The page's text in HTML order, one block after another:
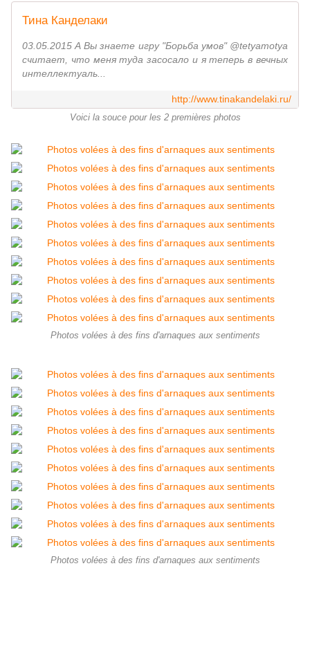
Тина Канделаки
03.05.2015 А Вы знаете игру "Борьба умов" @tetyamotya
считает, что меня туда засосало и я теперь в вечных
интеллектуаль...
http://www.tinakandelaki.ru/
Voici la souce pour les 2 premières photos
Photos volées à des fins d'arnaques aux sentiments
Photos volées à des fins d'arnaques aux sentiments